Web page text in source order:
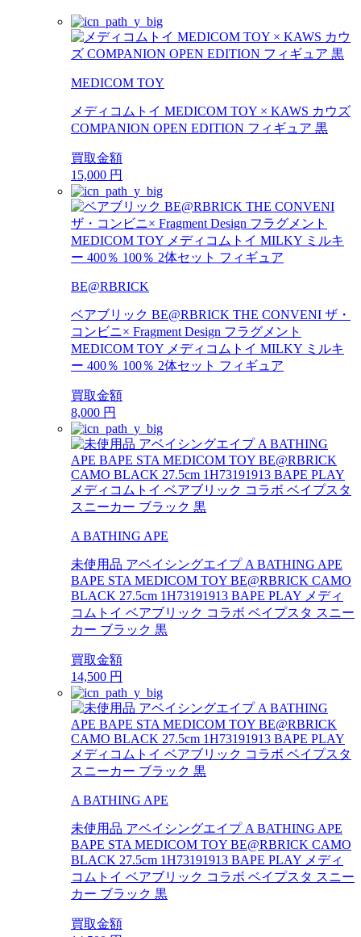
MEDICOM TOY
メディコムトイ MEDICOM TOY × KAWS カウズ
COMPANION OPEN EDITION フィギュア 黒
買取金額
15,000 円
BE@RBRICK
ベアブリック BE@RBRICK THE CONVENI ザ・
コンビニ× Fragment Design フラグメント
MEDICOM TOY メディコムトイ MILKY ミルキ
ー 400％ 100％ 2体セット フィギュア
買取金額
8,000 円
A BATHING APE
未使用品 アベイシングエイプ A BATHING APE
BAPE STA MEDICOM TOY BE@RBRICK CAMO
BLACK 27.5cm 1H73191913 BAPE PLAY メディ
コムトイ ベアブリック コラボ ベイプスタ スニー
カー ブラック 黒
買取金額
14,500 円
A BATHING APE
未使用品 アベイシングエイプ A BATHING APE
BAPE STA MEDICOM TOY BE@RBRICK CAMO
BLACK 27.5cm 1H73191913 BAPE PLAY メディ
コムトイ ベアブリック コラボ ベイプスタ スニー
カー ブラック 黒
買取金額